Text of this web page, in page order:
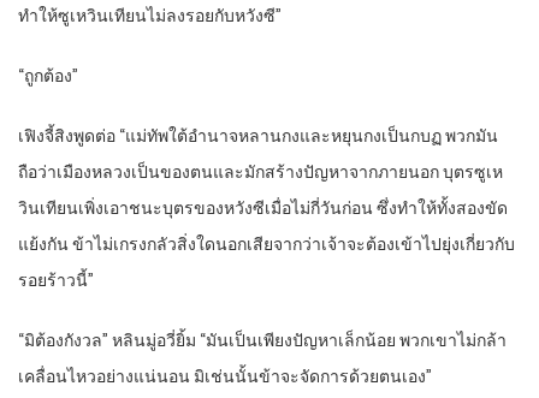
ทำให้ซูเหวินเทียนไม่ลงรอยกับหวังซี”
“ถูกต้อง”
เฟิงจี้สิงพูดต่อ “แม่ทัพใต้อำนาจหลานกงและหยุนกงเป็นกบฏ พวกมัน
ถือว่าเมืองหลวงเป็นของตนและมักสร้างปัญหาจากภายนอก บุตรซูเห
วินเทียนเพิ่งเอาชนะบุตรของหวังซีเมื่อไม่กี่วันก่อน ซึ่งทำให้ทั้งสองขัด
แย้งกัน ข้าไม่เกรงกลัวสิ่งใดนอกเสียจากว่าเจ้าจะต้องเข้าไปยุ่งเกี่ยวกับ
รอยร้าวนี้”
“มิต้องกังวล” หลินมู่อวี่ยิ้ม “มันเป็นเพียงปัญหาเล็กน้อย พวกเขาไม่กล้า
เคลื่อนไหวอย่างแน่นอน มิเช่นนั้นข้าจะจัดการด้วยตนเอง”